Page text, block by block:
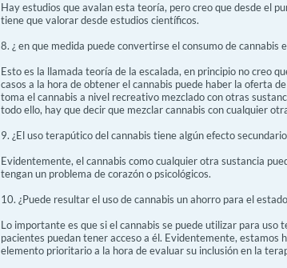
Hay estudios que avalan esta teoría, pero creo que desde el
tiene que valorar desde estudios científicos.
8. ¿ en que medida puede convertirse el consumo de
Esto es la llamada teoría de la escalada, en principio no creo
casos a la hora de obtener el cannabis puede haber la oferta
toma el cannabis a nivel recreativo mezclado con otras
todo ello, hay que decir que mezclar cannabis con cualquier
9. ¿El uso terapútico del cannabis tiene algún efecto
Evidentemente, el cannabis como cualquier otra sustancia
tengan un problema de corazón o psicológicos.
10. ¿Puede resultar el uso de cannabis un ahorro para el
Lo importante es que si el cannabis se puede utilizar para
pacientes puedan tener acceso a él. Evidentemente, estamos
elemento prioritario a la hora de evaluar su inclusión en la